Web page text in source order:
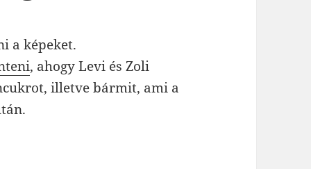
a képeket.
, ahogy Levi és Zoli
illetve bármit, ami a